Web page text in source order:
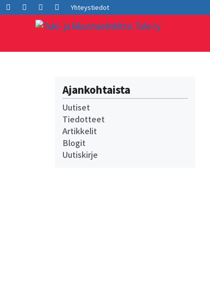
Siirry
sisältöön
FacebookLInkedInInstagramYoutube
Yhteystiedot
Ajankohtaista
Uutiset
Tiedotteet
Artikkelit
Blogit
Uutiskirje